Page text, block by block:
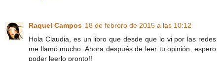
Raquel Campos 18 de febrero de 2015 a las 10:12
Hola Claudia, es un libro que desde que lo vi por las redes
me llamó mucho. Ahora después de leer tu opinión, espero
poder leerlo pronto!!